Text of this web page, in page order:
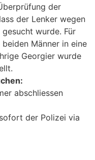
der
der Lenker wegen
wurde. Für
Männer in eine
Georgier wurde
abschliessen
der Polizei via